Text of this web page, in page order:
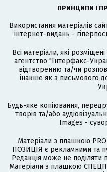
ПРИНЦИПИ І
Використання матеріалів
інтернет-видань -
Всі матеріали, які
агентство "Інтерфакс-
відтворенню та/чи
інакше як з письмового
Будь-яке копіювання,
творів та/або
Images -
Матеріали з плашкою
ПОЗИЦІЯ є рекламними та
Редакція може не поділяти
Матеріали з плашкою